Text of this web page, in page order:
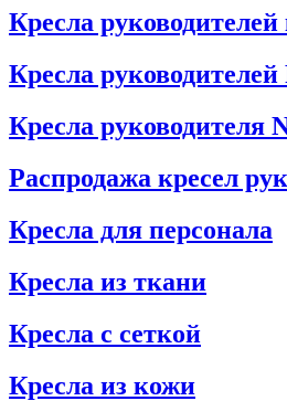
Кресла руководителей
Кресла
Кресла руководителя
Распродажа кресел
Кресла для персонала
Кресла из ткани
Кресла с сеткой
Кресла из кожи